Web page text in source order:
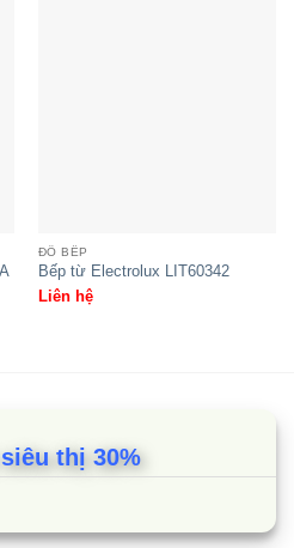
ĐỒ BẾP
Bếp từ Electrolux LIT60342
Liên hệ
thị 30%